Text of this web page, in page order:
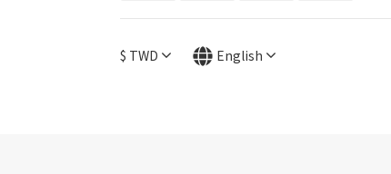
$ TWD English